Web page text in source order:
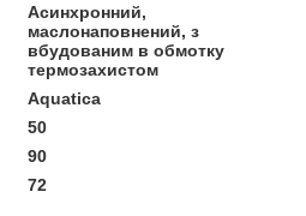
Асинхронний,
маслонаповнений, з
вбудованим в обмотку
термозахистом
Aquatica
50
90
72